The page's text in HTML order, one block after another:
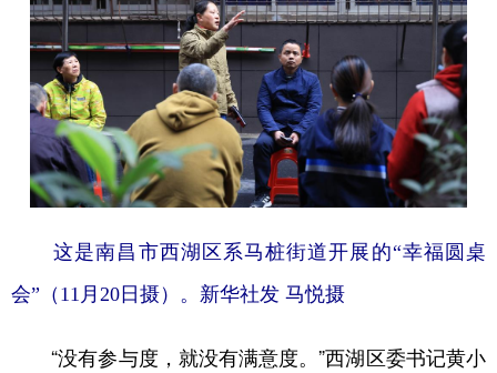
这是南昌市西湖区系马桩街道开展的“幸福圆桌
会”（11月20日摄）。新华社发 马悦摄
“没有参与度，就没有满意度。”西湖区委书记黄小